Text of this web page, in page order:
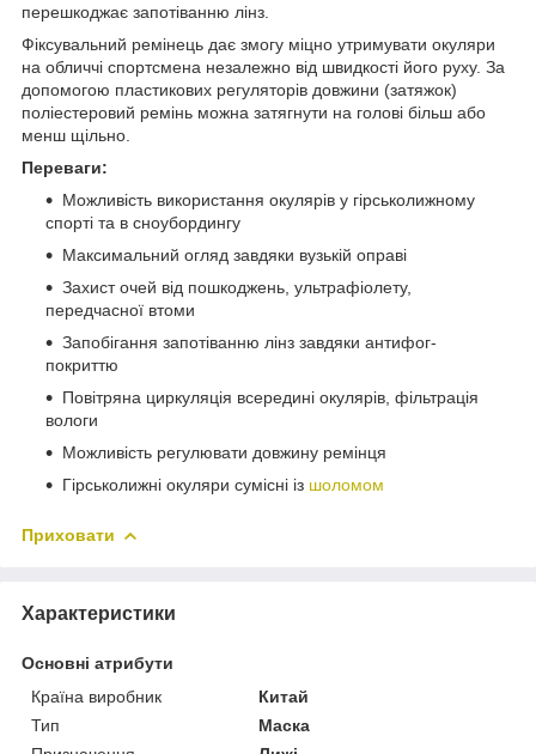
перешкоджає запотіванню лінз.
Фіксувальний ремінець дає змогу міцно утримувати окуляри
на обличчі спортсмена незалежно від швидкості його руху. За
допомогою пластикових регуляторів довжини (затяжок)
поліестеровий ремінь можна затягнути на голові більш або
менш щільно.
Переваги:
Можливість використання окулярів у гірськолижному
спорті та в сноубордингу
Максимальний огляд завдяки вузькій оправі
Захист очей від пошкоджень, ультрафіолету,
передчасної втоми
Запобігання запотіванню лінз завдяки антифог-
покриттю
Повітряна циркуляція всередині окулярів, фільтрація
вологи
Можливість регулювати довжину ремінця
Гірськолижні окуляри сумісні із шоломом
Приховати
Характеристики
Основні атрибути
Країна виробник
Китай
Тип
Маска